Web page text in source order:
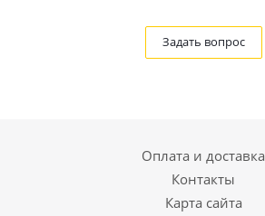
Задать вопрос
Оплата и доставка
Контакты
Карта сайта